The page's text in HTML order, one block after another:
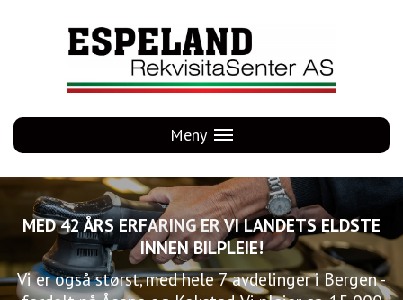
Meny
MED 42 ÅRS ERFARING ER VI LANDETS ELDSTE
INNEN BILPLEIE!
Vi er også størst, med hele 7 avdelinger i Bergen -